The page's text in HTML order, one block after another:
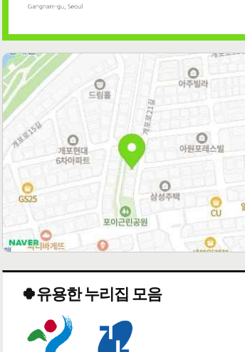
🍀유용한 누리집 모음